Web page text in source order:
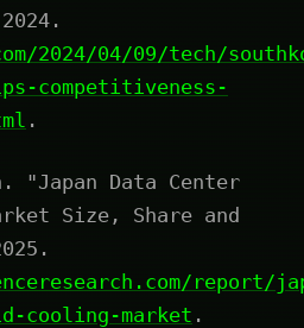
2024/04/09/tech/
competitiveness-
.
"Japan Data Center
Size, Share and
report/
cooling-market .